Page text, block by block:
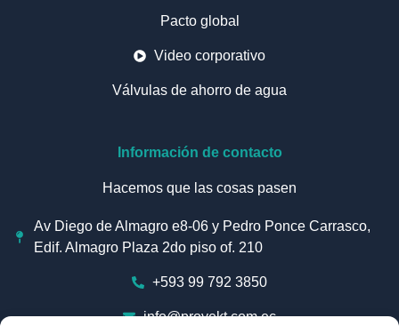
Pacto global
Video corporativo
Válvulas de ahorro de agua
Información de contacto
Hacemos que las cosas pasen
Av Diego de Almagro e8-06 y Pedro Ponce Carrasco,
Edif. Almagro Plaza 2do piso of. 210
+593 99 792 3850
info@proyekt.com.ec